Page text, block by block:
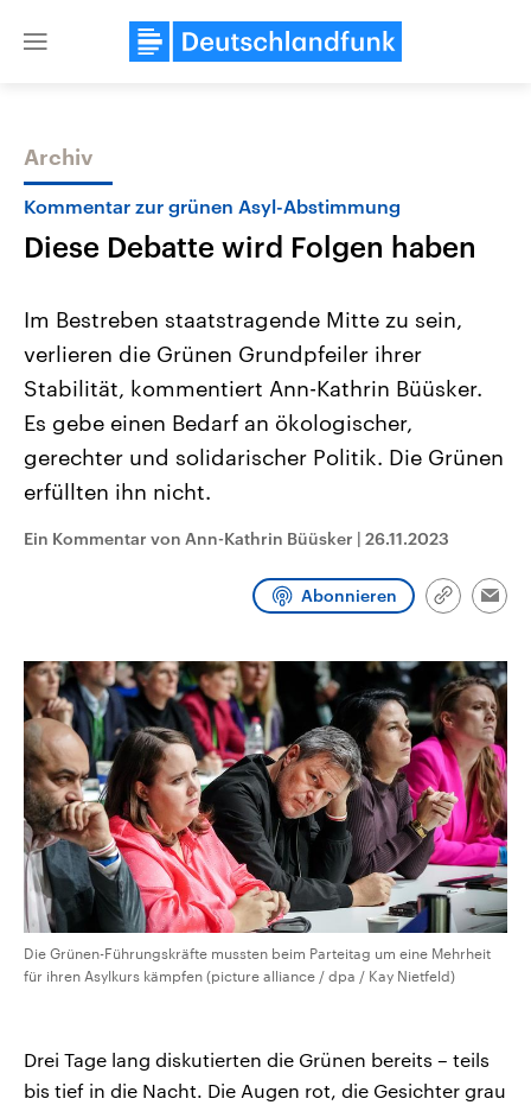
Close
Themen
Landtagswahl Sachsen-Anhalt
2026
Alle Informationen
Sachsen-Anhalt wählt am 6.
September 2026 einen neuen
Bundesland von einer Koalition aus
CDU, SPD und FDP regiert.-
Wahlprogramme, aktuelle Berichte
und Hintergründe zu den Parteien
USA
Aktuelle Beiträge,
Hintergründe
Wirtschaftlich und
mit großem Einfluss auf
aktuelle Weltgeschehen.
Programm Podcasts
Audio-Archiv
Archiv
Kommentar zur grünen Asyl-Abstimmung
Diese Debatte wird Folgen haben
Im Bestreben staatstragende Mitte zu sein,
verlieren die Grünen Grundpfeiler ihrer
Stabilität, kommentiert Ann-Kathrin Büüsker.
Es gebe einen Bedarf an ökologischer,
gerechter und solidarischer Politik. Die Grünen
erfüllten ihn nicht.
Ein Kommentar von Ann-Kathrin Büüsker | 26.11.2023
Abonnieren
Link
Die Grünen-Führungskräfte mussten beim Parteitag um eine Mehrheit
für ihren Asylkurs kämpfen (picture alliance / dpa / Kay Nietfeld)
Drei Tage lang diskutierten die Grünen bereits – teils
bis tief in die Nacht. Die Augen rot, die Gesichter grau